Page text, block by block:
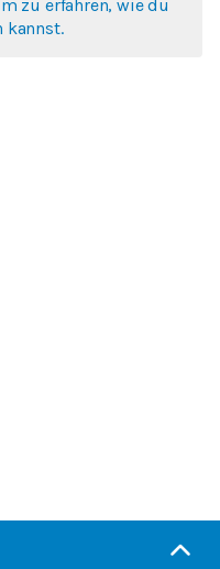
zu erfahren, wie du
kannst.